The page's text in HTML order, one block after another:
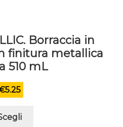
Borraccia in
finitura metallica
510 mL
5.25